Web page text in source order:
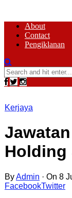
About
Contact
Pengiklanan
Kerjaya
Holding
ByAdmin · On 8
FacebookTwitter